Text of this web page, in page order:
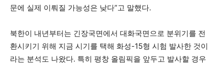
문에 실제 이뤄질 가능성은 낮다”고 말했다.
북한이 내년부터는 긴장국면에서 대화국면으로 분위기를 전
환시키기 위해 지금 시기를 택해 화성-15형 시험 발사한 것이
라는 분석도 나왔다. 특히 평창 올림픽을 앞두고 발사할 경우